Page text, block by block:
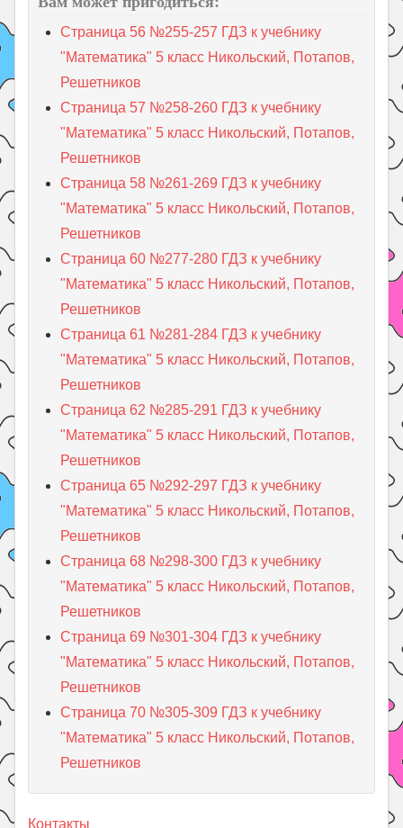
Страница 56 №255-257 ГДЗ к учебнику
"Математика" 5 класс Никольский, Потапов,
Решетников
Страница 57 №258-260 ГДЗ к учебнику
"Математика" 5 класс Никольский, Потапов,
Решетников
Страница 58 №261-269 ГДЗ к учебнику
"Математика" 5 класс Никольский, Потапов,
Решетников
Страница 60 №277-280 ГДЗ к учебнику
"Математика" 5 класс Никольский, Потапов,
Решетников
Страница 61 №281-284 ГДЗ к учебнику
"Математика" 5 класс Никольский, Потапов,
Решетников
Страница 62 №285-291 ГДЗ к учебнику
"Математика" 5 класс Никольский, Потапов,
Решетников
Страница 65 №292-297 ГДЗ к учебнику
"Математика" 5 класс Никольский, Потапов,
Решетников
Страница 68 №298-300 ГДЗ к учебнику
"Математика" 5 класс Никольский, Потапов,
Решетников
Страница 69 №301-304 ГДЗ к учебнику
"Математика" 5 класс Никольский, Потапов,
Решетников
Страница 70 №305-309 ГДЗ к учебнику
"Математика" 5 класс Никольский, Потапов,
Решетников
Контакты